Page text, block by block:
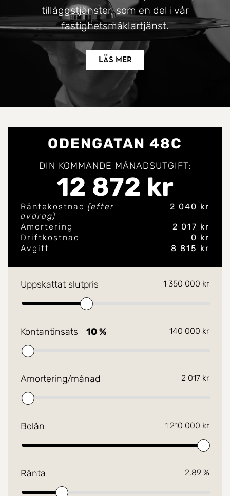
tilläggstjänster, som en del i vår
fastighetsmäklartjänst.
Läs mer